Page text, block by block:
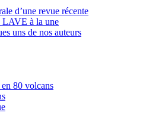
d’une revue récente
LAVE à la une
uns de nos auteurs
80 volcans